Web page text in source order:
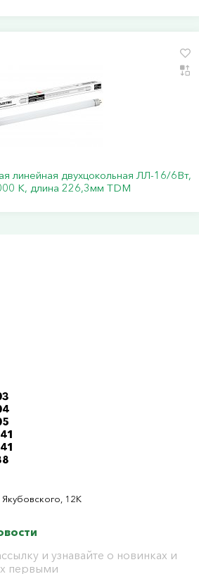
линейная двухцокольная ЛЛ-16/6Вт,
К, длина 226,3мм TDM
Якубовского, 12К
и узнавайте о новинках и
первыми